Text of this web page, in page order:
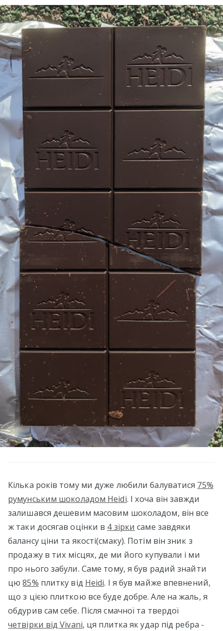
Кілька років тому ми дуже любили балуватися 75%
румунським шоколадом Heidi. І хоча він завжди
залишався дешевим масовим шоколадом, він все
ж таки досягав оцінки в 4 зірки саме завдяки
балансу ціни та якості(смаку). Потім він зник з
продажу в тих місцях, де ми його купували і ми
про нього забули. Саме тому, я був радий знайти
цю85% плитку від Heidi. І я був майже впевнений,
що з цією плиткою все буде добре. Але на жаль, я
обдурив сам себе. Після смачної та твердої
четвірки від Vivani, ця плитка як удар під ребра -